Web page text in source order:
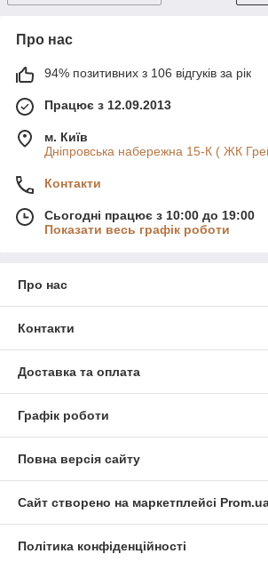
Про нас
94% позитивних з 106 відгуків за рік
Працює з 12.09.2013
м. Київ
Дніпровська набережна 15-К ( ЖК
Контакти
Сьогодні працює з 10:00 до 19:00
Показати весь графік роботи
Про нас
Контакти
Доставка та оплата
Графік роботи
Повна версія сайту
Сайт створено на маркетплейсі
Політика конфіденційності